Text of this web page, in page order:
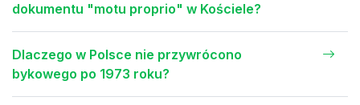
dokumentu "motu proprio" w Kościele?
Dlaczego w Polsce nie przywrócono
bykowego po 1973 roku?